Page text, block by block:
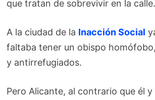
que tratan de sobrevivir en la calle.
A la ciudad de la Inacción Social
faltaba tener un obispo
y antirrefugiados.
Pero Alicante, al contrario que él y